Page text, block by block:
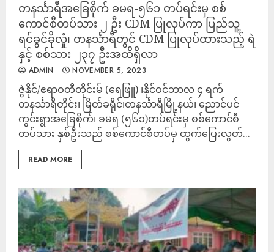
တနင်္သာရီအခြေစိုက် ခမရ-၅၆၁ တပ်ရင်းမှ စစ်
ကောင်စီတပ်သား ၂ ဦး CDM ပြုလုပ်ကာ ပြည်သူ့
ရင်ခွင်ခိုလှုံ၊ တနင်္သာရီတွင် CDM ပြုလုပ်ထားသည့် ရဲ
နှင့် စစ်သား ၂၃၇ ဦးအထိရှိလာ
ADMIN NOVEMBER 5, 2023
ဇွဲနိုင်/ဧရာဝတီတိုင်းမ် (ရေဖြူ) ၊နိုင်ဝင်ဘာလ ၄ ရက်
တနင်္သာရီတိုင်း၊ မြိတ်ခရိုင်၊တနင်္သာရီမြို့နယ်၊ ညောင်ပင်
ကွင်းရွာအခြေစိုက်၊ ခမရ (၅၆၁)တပ်ရင်းမှ စစ်ကောင်စီ
တပ်သား နှစ်ဦးသည် စစ်ကောင်စီတပ်မှ ထွက်ပြေးလွတ်...
READ MORE